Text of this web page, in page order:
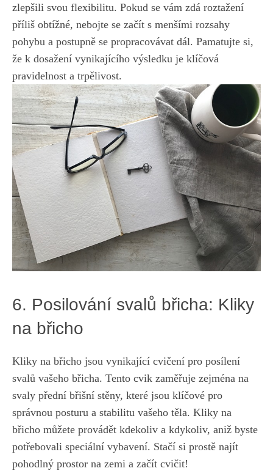
zlepšili⁣ svou flexibilitu. Pokud se vám zdá⁢ roztažení
příliš​ obtížné, nebojte se začít ‍s menšími rozsahy
pohybu a ‍postupně se propracovávat dál. Pamatujte si,
že⁢ k⁣ dosažení⁣ vynikajícího ‍výsledku je ⁣klíčová
pravidelnost a trpělivost.
6. ‍Posilování svalů břicha: Kliky‍
na⁢ břicho
Kliky na břicho jsou vynikající cvičení ⁣pro posílení
svalů⁢ vašeho břicha. Tento cvik zaměřuje zejména na
svaly přední břišní stěny, které jsou klíčové pro
správnou⁤ posturu a stabilitu vašeho těla.⁤ Kliky na
břicho ‌můžete ‍provádět ⁣kdekoliv⁤ a kdykoliv,‍ aniž byste
potřebovali speciální vybavení.‍ Stačí si⁣ prostě​ najít
pohodlný‍ prostor na zemi a začít‌ cvičit!